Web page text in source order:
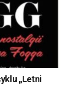
„Letni